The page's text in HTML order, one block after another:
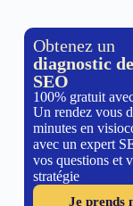
Obtenez un
diagnostic
SEO
100% gratuit
Un rendez vous
minutes en
avec un expert
vos questions et
stratégie
Je prends